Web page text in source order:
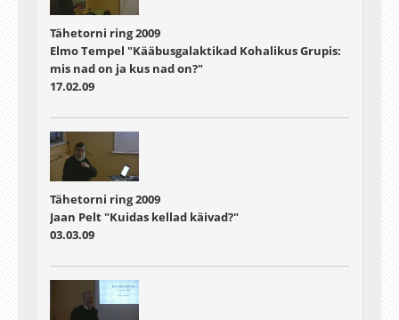
Tähetorni ring 2009
Elmo Tempel "Kääbusgalaktikad Kohalikus Grupis:
mis nad on ja kus nad on?"
17.02.09
Tähetorni ring 2009
Jaan Pelt "Kuidas kellad käivad?"
03.03.09